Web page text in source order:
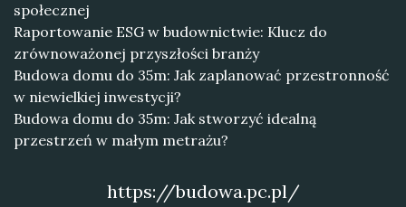
społecznej
Raportowanie ESG w budownictwie: Klucz do
zrównoważonej przyszłości branży
Budowa domu do 35m: Jak zaplanować przestronność
w niewielkiej inwestycji?
Budowa domu do 35m: Jak stworzyć idealną
przestrzeń w małym metrażu?
https://budowa.pc.pl/